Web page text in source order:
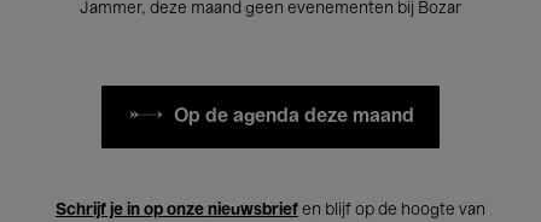
Jammer, deze maand geen evenementen bij Bozar
Op de agenda deze maand
Schrijf je in op onze nieuwsbrief en blijf op de hoogte van